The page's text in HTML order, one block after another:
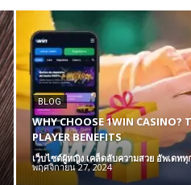
BLOG
WHY CHOOSE 1WIN CASINO?
PLAYER BENEFITS
เว็บไซต์ผู้หญิง เคล็ดลับความสวย อัพเดททุ
พฤศจิกายน 27, 2024